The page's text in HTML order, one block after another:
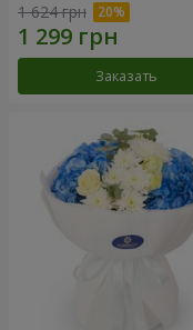
1 624 грн
Заказать